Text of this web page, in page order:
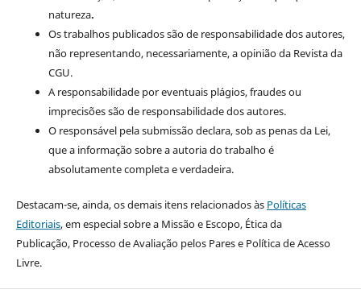
natureza.
Os trabalhos publicados são de responsabilidade dos autores,
não representando, necessariamente, a opinião da Revista da
CGU.
A responsabilidade por eventuais plágios, fraudes ou
imprecisões são de responsabilidade dos autores.
O responsável pela submissão declara, sob as penas da Lei,
que a informação sobre a autoria do trabalho é
absolutamente completa e verdadeira.
Destacam-se, ainda, os demais itens relacionados às Políticas
Editoriais, em especial sobre a Missão e Escopo, Ética da
Publicação, Processo de Avaliação pelos Pares e Política de Acesso
Livre.